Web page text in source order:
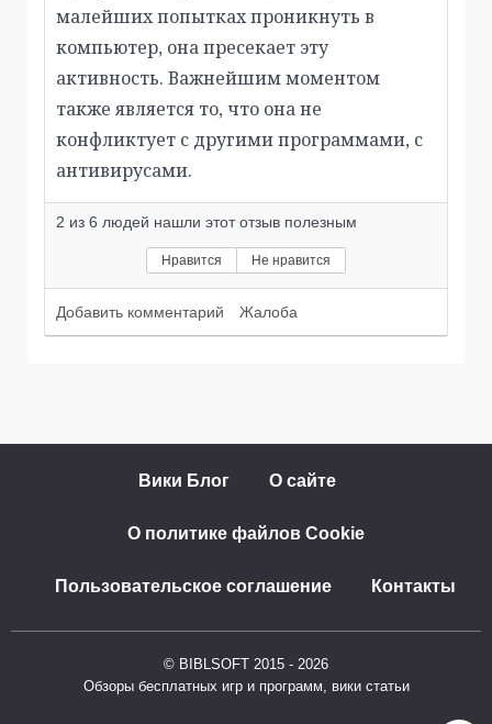
малейших попытках проникнуть в
компьютер, она пресекает эту
активность. Важнейшим моментом
также является то, что она не
конфликтует с другими программами, с
антивирусами.
2 из 6 людей нашли этот отзыв полезным
Нравится Не нравится
Добавить комментарий Жалоба
Вики Блог О сайте
О политике файлов Cookie
Пользовательское соглашение Контакты
© BIBLSOFT 2015 - 2026
Обзоры бесплатных игр и программ, вики статьи